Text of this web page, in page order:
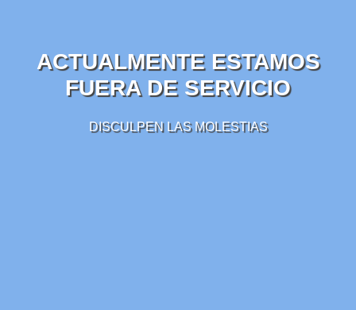
ACTUALMENTE ESTAMOS
FUERA DE SERVICIO
DISCULPEN LAS MOLESTIAS